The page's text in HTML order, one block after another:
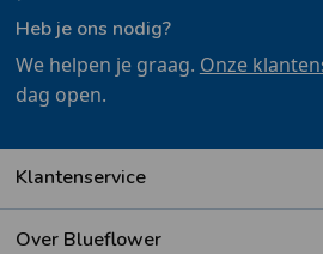
Heb je ons nodig?
We helpen je graag. Onze
dag open.
Klantenservice
Over Blueflower